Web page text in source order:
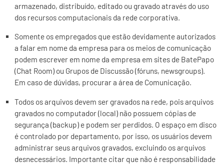
armazenado, distribuído, editado ou gravado através do uso
dos recursos computacionais da rede corporativa.
Somente os empregados que estão devidamente autorizados
a falar em nome da empresa para os meios de comunicação
podem escrever em nome da empresa em sites de BatePapo
(Chat Room) ou Grupos de Discussão (fóruns, newsgroups).
Em caso de dúvidas, procurar a área de Comunicação.
Todos os arquivos devem ser gravados na rede, pois arquivos
gravados no computador (local) não possuem cópias de
segurança (backup) e podem ser perdidos. O espaço em disco
é controlado por departamento, por isso, os usuários devem
administrar seus arquivos gravados, excluindo os arquivos
desnecessários. Importante citar que não é responsabilidade